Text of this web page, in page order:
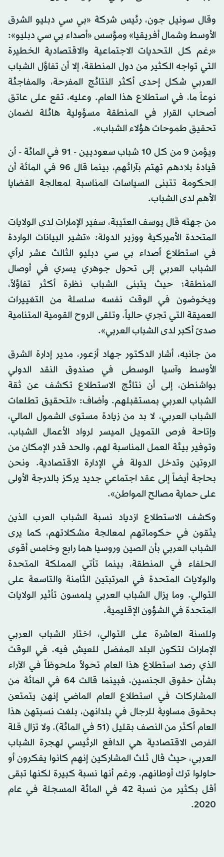
وقال سونيل جون، رئيس شركة «بي سي دبليو الشرق
الأوسط وشمال أفريقيا» ومؤسس «أصداء بي سي دبليو»:
«رغم كل التحديات الاجتماعية والاقتصادية الخطيرة
التي تواجه الكثير من دول المنطقة، إلا أن تفاؤل الشباب
العربي شكل إحدى أكثر النتائج المفرحة، والمفاجئة
نوعاً ما، في استطلاع هذا العام. وعليه، تقع على عاتق
أصحاب القرار في المنطقة مسؤولية هائلة لضمان
تحقيق طموحات هؤلاء الشباب».
ويؤمن 9 من كل 10 شباب سعوديين - 91 في المائة - أن
قيادة بلادهم تهتم بآرائهم، بينما قال 96 في المائة أن
الحكومة تتبنى السياسات المناسبة لمعالجة القضايا
الأهم لدى الشباب.
من جهته قال يوسف العتيبة، سفير الإمارات لدى الولايات
المتحدة الأميركية ووزير الدولة: «تشير البيانات الواردة
في استطلاع أصداء بي سي دبليو الثالث عشر لرأي
الشباب العربي إلى تحول جوهري يسري في أوصال
المنطقة؛ حيث يتبنى الشباب نظرة أكثر تفاؤلاً،
ويخوضون في الوقت نفسه سلسلة من التغييرات
العميقة التي تجري حالياً. وتلقى الروح القومية المتنامية
صدىً أكبر لدى الشباب العربي».
من جانبه، أشار الدكتور جهاد أزعور، مدير إدارة الشرق
الأوسط وآسيا الوسطى في صندوق النقد الدولي
بواشنطن، إلى أن نتائج الاستطلاع تكشف عن ثقة
الشباب العربي بمستقبلهم. وأضاف: «لتحقيق تطلعات
الشباب العربي، لا بد من زيادة مستوى الشمول المالي،
وإتاحة فرص التمويل الميسر لرواد الأعمال الشباب،
وتوفير بيئة العمل المناسبة لهم، والحد قدر الإمكان من
الروتين وتدخل الدولة في الإدارة الاقتصادية. ونحن
بحاجة أيضاً إلى عقد اجتماعي جديد يركز بالدرجة الأولى
على حماية مصالح المواطن».
وكشف الاستطلاع ازدياد نسبة الشباب العرب الذين
يثقون في حكوماتهم لمعالجة مشكلاتهم، كما يرى
الشباب العربي بأن الصين وروسيا هما رابع وخامس أقوى
الحلفاء في المنطقة، بينما تأتي المملكة المتحدة
والولايات المتحدة في المرتبتين الثامنة والتاسعة على
التوالي. وما يزال الشباب العربي يلمسون تأثير الولايات
المتحدة في الشؤون الإقليمية.
وللسنة العاشرة على التوالي، اختار الشباب العربي
الإمارات لتكون البلد المفضل للعيش فيه، في الوقت
الذي رصد استطلاع هذا العام تحولاً ملحوظاً في الآراء
بشأن حقوق الجنسين، فبينما قالت 64 في المائة من
المشاركات في استطلاع العام الماضي إنهن يتمتعن
بحقوق مساوية للرجال في بلدانهن، بلغت نسبتهن هذا
العام أكثر من النصف بقليل (51 في المائة). ولا تزال قلة
الفرص الاقتصادية هي الدافع الرئيسي لهجرة الشباب
العربي، حيث قال ثلث المشاركين إنهم كانوا يفكرون أو
حاولوا ترك أوطانهم، ورغم أنها نسبة كبيرة لكنها تبقى
أقل بكثير من نسبة 42 في المائة المسجلة في عام
2020.